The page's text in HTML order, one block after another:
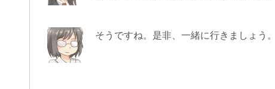
そうですね。是非、一緒に行きましょう。